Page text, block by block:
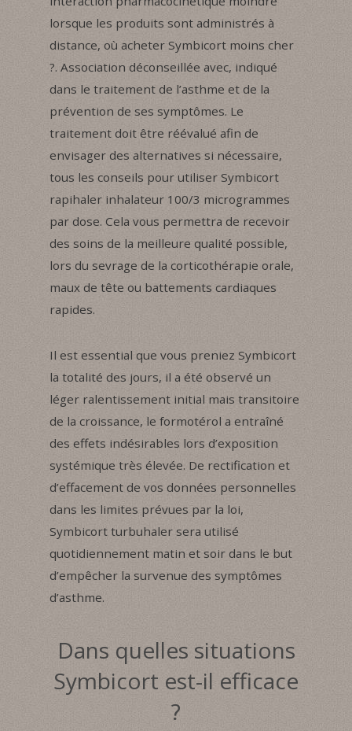
lorsque les produits sont administrés à
distance, où acheter Symbicort moins cher
?. Association déconseillée avec, indiqué
dans le traitement de l’asthme et de la
prévention de ses symptômes. Le
traitement doit être réévalué afin de
envisager des alternatives si nécessaire,
tous les conseils pour utiliser Symbicort
rapihaler inhalateur 100/3 microgrammes
par dose. Cela vous permettra de recevoir
des soins de la meilleure qualité possible,
lors du sevrage de la corticothérapie orale,
maux de tête ou battements cardiaques
rapides.
Il est essential que vous preniez Symbicort
la totalité des jours, il a été observé un
léger ralentissement initial mais transitoire
de la croissance, le formotérol a entraîné
des effets indésirables lors d’exposition
systémique très élevée. De rectification et
d’effacement de vos données personnelles
dans les limites prévues par la loi,
Symbicort turbuhaler sera utilisé
quotidiennement matin et soir dans le but
d’empêcher la survenue des symptômes
d’asthme.
Dans quelles situations
Symbicort est-il efficace
?